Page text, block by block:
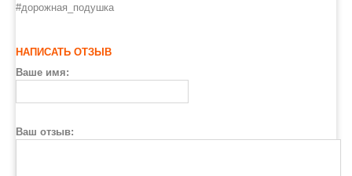
#дорожная_подушка
НАПИСАТЬ ОТЗЫВ
Ваше имя:
Ваш отзыв: